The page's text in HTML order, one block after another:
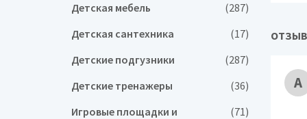
ОТЗЫВ
А
Детская мебель
(287)
Детская сантехника
(17)
Детские подгузники
(287)
Детские тренажеры
(36)
Игровые площадки и
(71)